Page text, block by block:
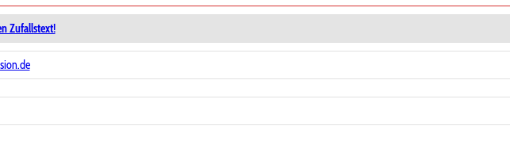
Zufallstext!